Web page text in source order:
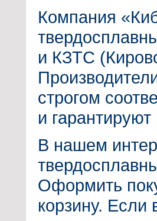
Компания
и КЗТС
строгом
и
В нашем
Оформить
корзину.